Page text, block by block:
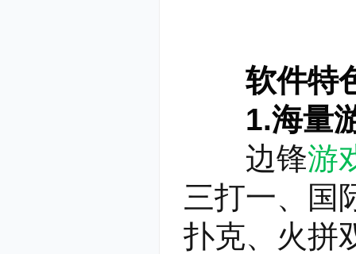
软件特
1.海量
边锋游
三打一、国
扑克、火拼